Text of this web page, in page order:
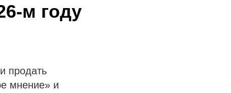
м году
продать
мнение» и